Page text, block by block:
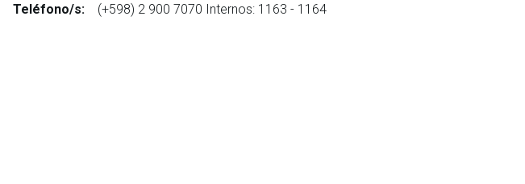
Teléfono/s:
(+598) 2 900 7070 Internos: 1163 - 1164